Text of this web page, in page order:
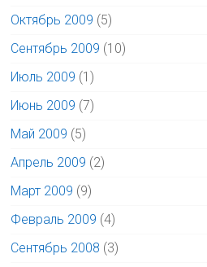
Октябрь 2009 (5)
Сентябрь 2009 (10)
Июль 2009 (1)
Июнь 2009 (7)
Май 2009 (5)
Апрель 2009 (2)
Март 2009 (9)
Февраль 2009 (4)
Сентябрь 2008 (3)